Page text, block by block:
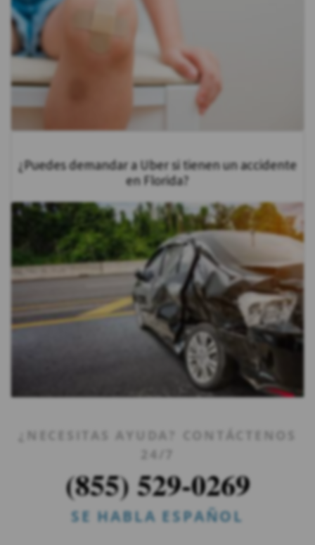
¿Puedes demandar a Uber si tienen un accidente
en Florida?
¿NECESITAS AYUDA? CONTÁCTENOS
24/7
(855) 529-0269
SE HABLA ESPAÑOL